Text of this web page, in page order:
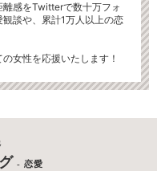
感をTwitterで数十万フォ
談や、累計1万人以上の恋
女性を応援いたします！
- 恋愛